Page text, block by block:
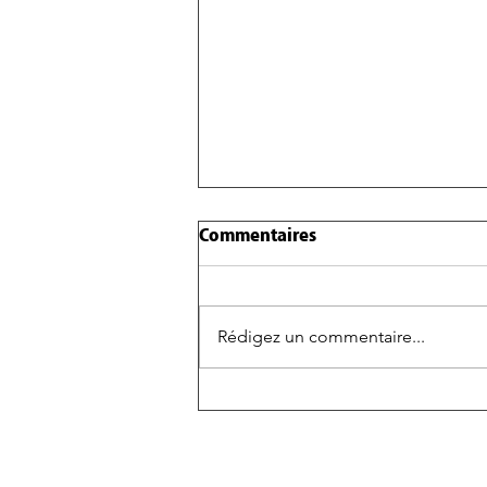
NOUVEAUX RICHES,
Commentaires
Rédigez un commentaire...